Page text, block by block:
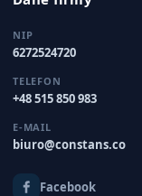
NIP
6272524720
TELEFON
+48 515 850 983
E-MAIL
biuro@constans.co
Facebook